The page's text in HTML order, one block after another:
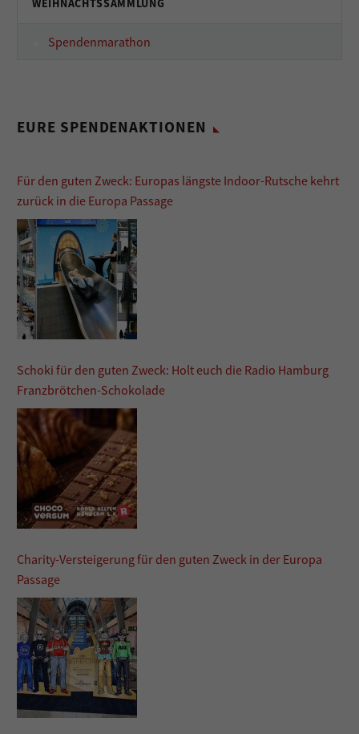
WEIHNACHTSSAMMLUNG
Spendenmarathon
EURE SPENDENAKTIONEN
Für den guten Zweck: Europas längste Indoor-Rutsche kehrt
zurück in die Europa Passage
Schoki für den guten Zweck: Holt euch die Radio Hamburg
Franzbrötchen-Schokolade
Charity-Versteigerung für den guten Zweck in der Europa
Passage